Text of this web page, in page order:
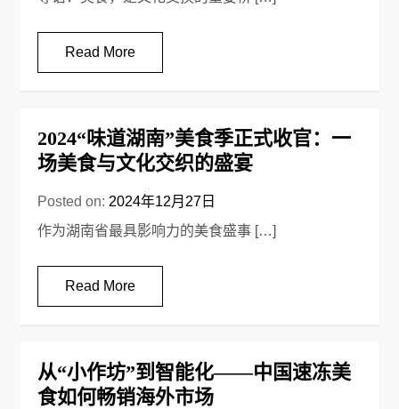
Read More
2024“味道湖南”美食季正式收官：一
场美食与文化交织的盛宴
Posted on: 2024年12月27日
作为湖南省最具影响力的美食盛事 […]
Read More
从“小作坊”到智能化——中国速冻美
食如何畅销海外市场